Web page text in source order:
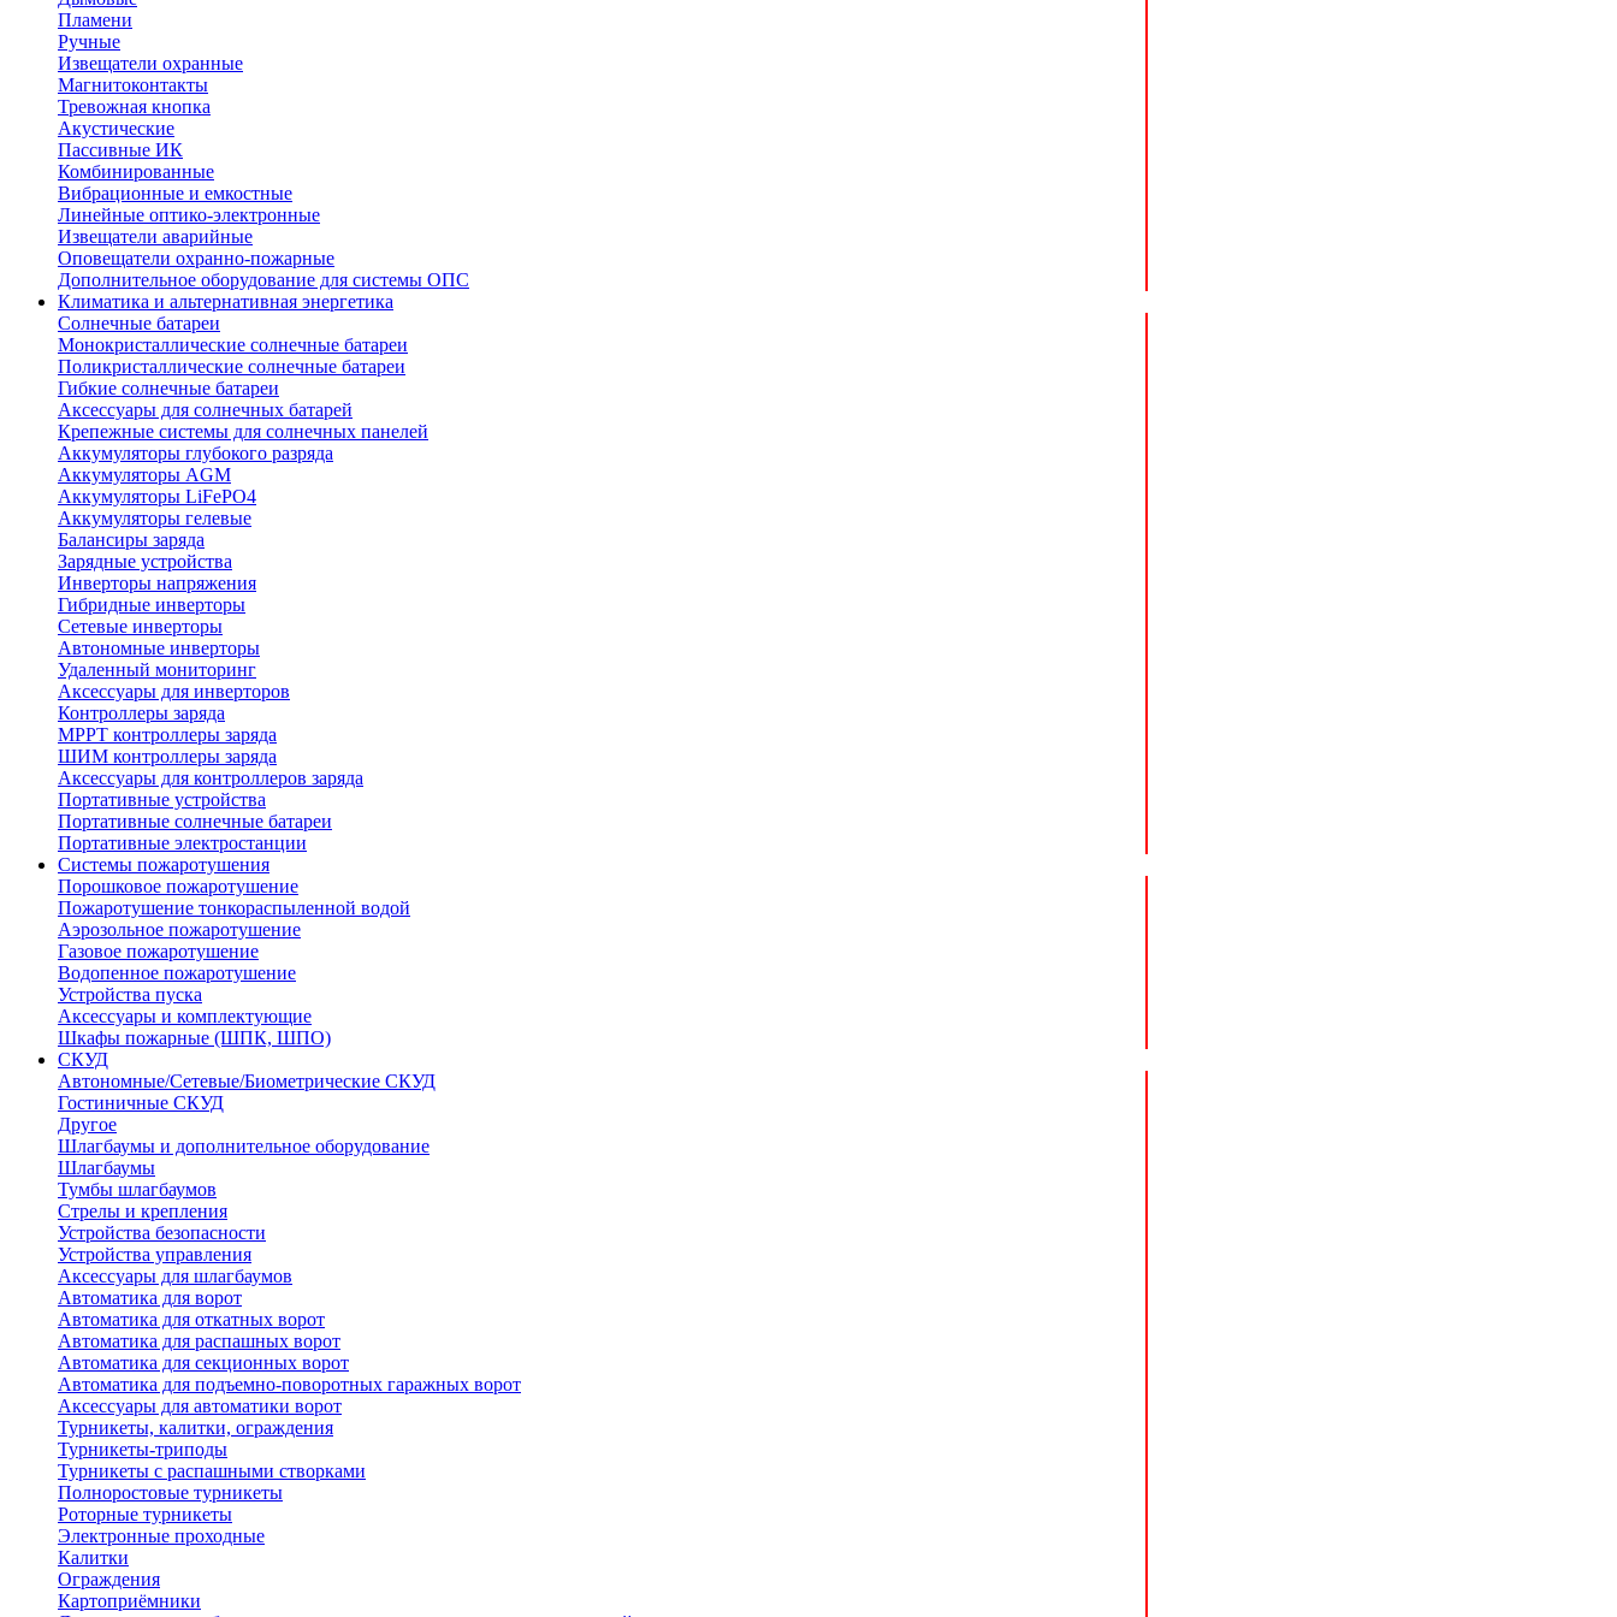
Пламени
Ручные
Извещатели охранные
Магнитоконтакты
Тревожная кнопка
Акустические
Пассивные ИК
Комбинированные
Вибрационные и емкостные
Линейные оптико-электронные
Извещатели аварийные
Оповещатели охранно-пожарные
Дополнительное оборудование для системы ОПС
Климатика и альтернативная энергетика
Солнечные батареи
Монокристаллические солнечные батареи
Поликристаллические солнечные батареи
Гибкие солнечные батареи
Аксессуары для солнечных батарей
Крепежные системы для солнечных панелей
Аккумуляторы глубокого разряда
Аккумуляторы AGM
Аккумуляторы LiFePO4
Аккумуляторы гелевые
Балансиры заряда
Зарядные устройства
Инверторы напряжения
Гибридные инверторы
Сетевые инверторы
Автономные инверторы
Удаленный мониторинг
Аксессуары для инверторов
Контроллеры заряда
MPPT контроллеры заряда
ШИМ контроллеры заряда
Аксессуары для контроллеров заряда
Портативные устройства
Портативные солнечные батареи
Портативные электростанции
Системы пожаротушения
Порошковое пожаротушение
Пожаротушение тонкораспыленной водой
Аэрозольное пожаротушение
Газовое пожаротушение
Водопенное пожаротушение
Устройства пуска
Аксессуары и комплектующие
Шкафы пожарные (ШПК, ШПО)
СКУД
Автономные/Сетевые/Биометрические СКУД
Гостиничные СКУД
Другое
Шлагбаумы и дополнительное оборудование
Шлагбаумы
Тумбы шлагбаумов
Стрелы и крепления
Устройства безопасности
Устройства управления
Аксессуары для шлагбаумов
Автоматика для ворот
Автоматика для откатных ворот
Автоматика для распашных ворот
Автоматика для секционных ворот
Автоматика для подъемно-поворотных гаражных ворот
Аксессуары для автоматики ворот
Турникеты, калитки, ограждения
Турникеты-триподы
Турникеты с распашными створками
Полноростовые турникеты
Роторные турникеты
Электронные проходные
Калитки
Ограждения
Картоприёмники